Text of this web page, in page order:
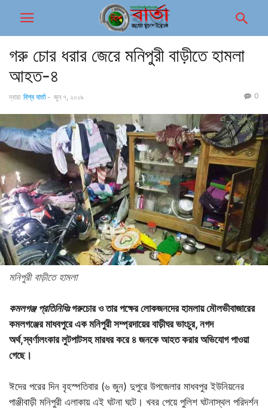
গরু চোর ধরার জেরে মনিপুরী বাড়ীতে হামলা
আহত-৪
দ্বারা বিশ্ব বার্তা - জুন ৭, ২০১৯ 0
মনিপুরী বাড়ীতে হামলা
কমলগঞ্জ প্রতিনিধিঃগরুচোর ও তার পক্ষের লোকজনদের হামলায় মৌলভীবাজারের
কমলগঞ্জের মাধবপুরে এক মনিপুরী সম্প্রদায়ের বাড়ীঘর ভাংচুর, নগদ
অর্থ,স্বর্ণালংকার লুটপাটসহ মারধর করে ৪ জনকে আহত করার অভিযোগ পাওয়া
গেছে।
ঈদের পরের দিন বৃহস্পতিবার (৬ জুন) দুপুরে উপজেলার মাধবপুর ইউনিয়নের
পাঞ্জীবাড়ী মনিপুরী এলাকায় এই ঘটনা ঘটে। খবর পেয়ে পুলিশ ঘটনাস্থল পরিদর্শন